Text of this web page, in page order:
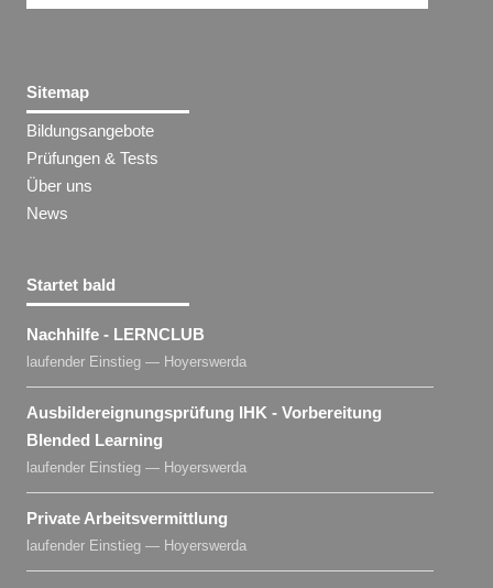
Sitemap
Bildungsangebote
Prüfungen & Tests
Über uns
News
Startet bald
Nachhilfe - LERNCLUB
laufender Einstieg — Hoyerswerda
Ausbildereignungsprüfung IHK - Vorbereitung
Blended Learning
laufender Einstieg — Hoyerswerda
Private Arbeitsvermittlung
laufender Einstieg — Hoyerswerda